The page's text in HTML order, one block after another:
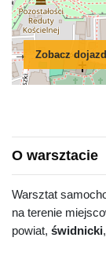
Zobacz dojazd
O warsztacie
Warsztat
na terenie
powiat, świdnicki